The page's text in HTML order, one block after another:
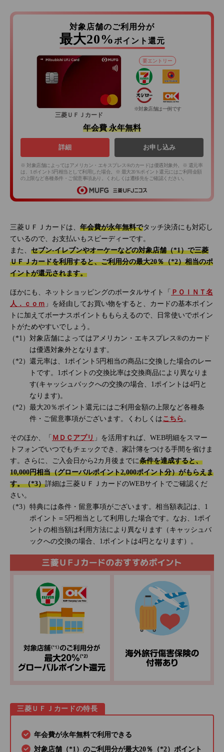
対象店舗のご利用分が
最大20% ポイント還元
三菱ＵＦＪカード
要エントリー
※対象店舗は一例です
年会費 永年無料
詳細 お申し込み
※ 対象店舗によってはアメリカン・エキスプレス®のカードは優遇対象外。※ 還元率
は、1ポイント5円相当として利用した場合。※ 最大20％ポイント還元にはご利用金額
の上限など各種条件・ご留意事項あり。くわしくは遷移先をご確認ください。
三菱ＵＦＪカードは、 年会費が永年無料でタッチ決済にも対応し
ているので、お支払いもスピーディーです。
また、 セブン‐イレブンやオーケーなどの対象店舗（*1）で三菱
ＵＦＪカードを利用すると、ご利用分の最大20％（*2）相当のポ
イントが還元されます。
ほかにも、ネットショッピングのポータルサイト「
ＰＯＩＮＴ名
人．ｃｏｍ 」を経由してお買い物をすると、カードの基本ポイン
トに加えてボーナスポイントももらえるので、日常使いでポイン
トがためやすいでしょう。
対象店舗によってはアメリカン・エキスプレス®のカード
は優遇対象外となります。
還元率は、1ポイント5円相当の商品に交換した場合のレー
トです。1ポイントの交換比率は交換商品により異なりま
す(キャッシュバックへの交換の場合、1ポイントは4円と
なります)。
最大20％ポイント還元にはご利用金額の上限など各種条
件・ご留意事項がございます。くわしくはこちら 。
そのほか、「 ＭＤＣアプリ 」を活用すれば、WEB明細をスマー
トフォンでいつでもチェックでき、家計簿をつける手間を省けま
す。さらに、ご入会日から2カ月後までに条件を達成すると、
10,000円相当（グローバルポイント2,000ポイント分）がもらえま
す。（*3）詳細は三菱ＵＦＪカードのWEBサイトでご確認くだ
さい。
特典には条件・留意事項がございます。相当額表記は、1
ポイント＝5円相当として利用した場合です。なお、1ポイ
ントの相当額は利用方法により異なります（キャッシュバ
ックへの交換の場合、1ポイントは4円となります）。
三菱ＵＦＪカードの特長
年会費が永年無料で利用できる
対象店舗（*1）のご利用分が最大20％（*2）ポイント